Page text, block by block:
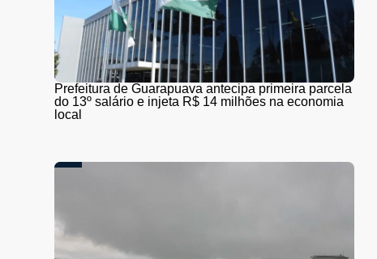
Prefeitura de Guarapuava antecipa primeira parcela
do 13º salário e injeta R$ 14 milhões na economia
local